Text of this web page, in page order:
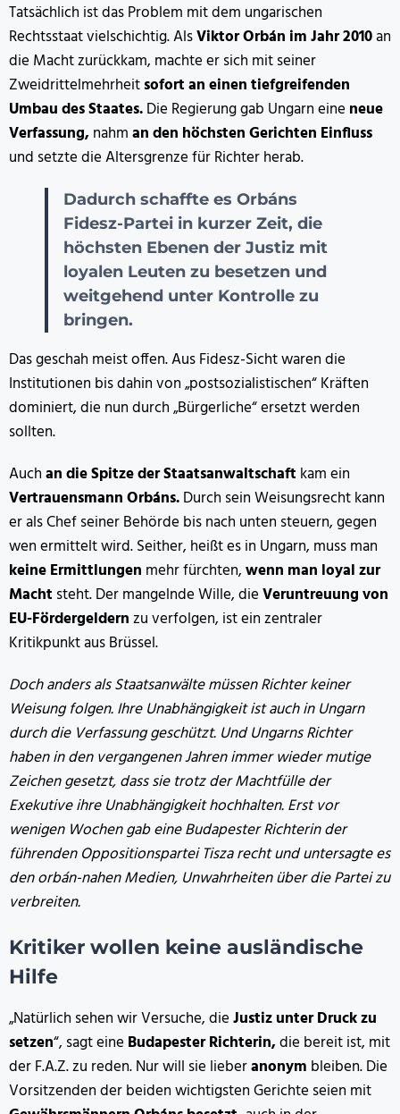
Tatsächlich ist das Problem mit dem ungarischen
Rechtsstaat vielschichtig. AlsViktor Orbán im Jahr 2010an
die Macht zurückkam, machte er sich mit seiner
Zweidrittelmehrheitsofort an einen tiefgreifenden
Umbau des Staates.Die Regierung gab Ungarn eine neue
Verfassung,nahman den höchsten Gerichten Einfluss
und setzte die Altersgrenze für Richter herab.
Dadurch schaffte es Orbáns
Fidesz-Partei in kurzer Zeit, die
höchsten Ebenen der Justiz mit
loyalen Leuten zu besetzen und
weitgehend unter Kontrolle zu
bringen.
Das geschah meist offen. Aus Fidesz-Sicht waren die
Institutionen bis dahin von „postsozialistischen“ Kräften
dominiert, die nun durch „Bürgerliche“ ersetzt werden
sollten.
Auchan die Spitze der Staatsanwaltschaft kam ein
Vertrauensmann Orbáns.Durch sein Weisungsrecht kann
er als Chef seiner Behörde bis nach unten steuern, gegen
wen ermittelt wird. Seither, heißt es in Ungarn, muss man
keine Ermittlungen mehr fürchten,wenn man loyal zur
Macht steht. Der mangelnde Wille, dieVeruntreuung von
EU-Fördergeldernzu verfolgen, ist ein zentraler
Kritikpunkt aus Brüssel.
Doch anders als Staatsanwälte müssen Richter keiner
Weisung folgen. Ihre Unabhängigkeit ist auch in Ungarn
durch die Verfassung geschützt. Und Ungarns Richter
haben in den vergangenen Jahren immer wieder mutige
Zeichen gesetzt, dass sie trotz der Machtfülle der
Exekutive ihre Unabhängigkeit hochhalten. Erst vor
wenigen Wochen gab eine Budapester Richterin der
führenden Oppositionspartei Tisza recht und untersagte es
den orbán-nahen Medien, Unwahrheiten über die Partei zu
verbreiten.
Kritiker wollen keine ausländische
Hilfe
„Natürlich sehen wir Versuche, dieJustiz unter Druck zu
setzen“, sagt eine Budapester Richterin,die bereit ist, mit
der F.A.Z. zu reden. Nur will sie lieberanonym bleiben. Die
Vorsitzenden der beiden wichtigsten Gerichte seien mit